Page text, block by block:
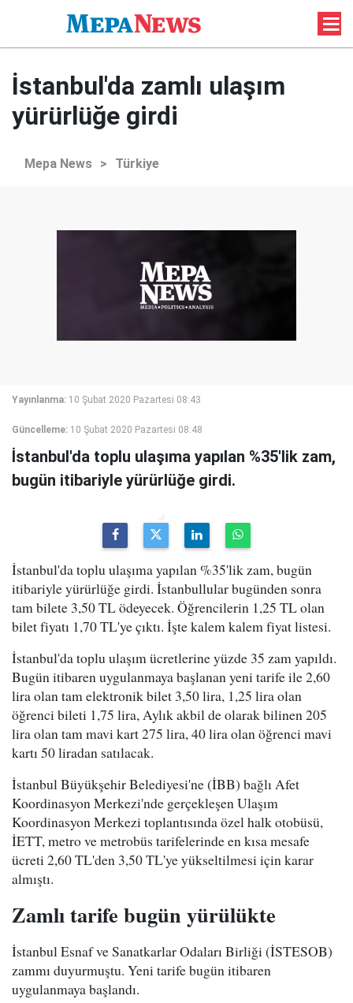
İstanbul'da zamlı ulaşım
yürürlüğe girdi
Mepa News > Türkiye
Yayınlanma: 10 Şubat 2020 Pazartesi 08:43
Güncelleme: 10 Şubat 2020 Pazartesi 08:48
İstanbul'da toplu ulaşıma yapılan %35'lik zam,
bugün itibariyle yürürlüğe girdi.
İstanbul'da toplu ulaşıma yapılan %35'lik zam, bugün
itibariyle yürürlüğe girdi. İstanbullular bugünden sonra
tam bilete 3,50 TL ödeyecek. Öğrencilerin 1,25 TL olan
bilet fiyatı 1,70 TL'ye çıktı. İşte kalem kalem fiyat listesi.
İstanbul'da toplu ulaşım ücretlerine yüzde 35 zam yapıldı.
Bugün itibaren uygulanmaya başlanan yeni tarife ile 2,60
lira olan tam elektronik bilet 3,50 lira, 1,25 lira olan
öğrenci bileti 1,75 lira, Aylık akbil de olarak bilinen 205
lira olan tam mavi kart 275 lira, 40 lira olan öğrenci mavi
kartı 50 liradan satılacak.
İstanbul Büyükşehir Belediyesi'ne (İBB) bağlı Afet
Koordinasyon Merkezi'nde gerçekleşen Ulaşım
Koordinasyon Merkezi toplantısında özel halk otobüsü,
İETT, metro ve metrobüs tarifelerinde en kısa mesafe
ücreti 2,60 TL'den 3,50 TL'ye yükseltilmesi için karar
almıştı.
Zamlı tarife bugün yürülükte
İstanbul Esnaf ve Sanatkarlar Odaları Birliği (İSTESOB)
zammı duyurmuştu. Yeni tarife bugün itibaren
uygulanmaya başlandı.